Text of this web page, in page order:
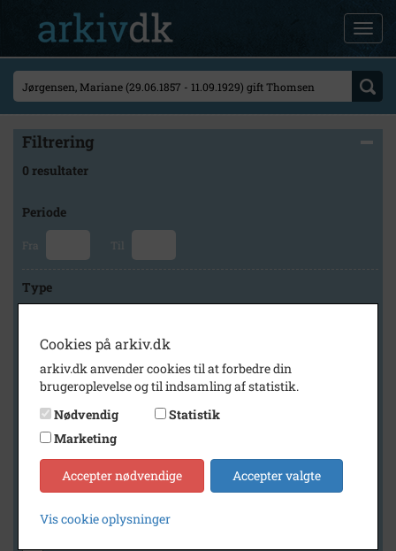
Filtrering
0 resultater
Periode
Fra Til
Type
Arkiv
Historisk Arkiv Dragør
Generelt
Cookies på arkiv.dk
arkiv.dk anvender cookies til at forbedre din
brugeroplevelse og til indsamling af statistik.
Nødvendig
Statistik
Marketing
Accepter nødvendige Accepter valgte
Vis cookie oplysninger